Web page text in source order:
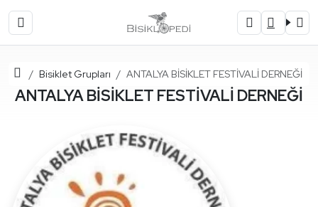
Ana SayfaBisiklet Grupları ANTALYA BİSİKLET FESTİVALİ DERNEĞİ
ANTALYA BİSİKLET FESTİVALİ DERNEĞİ